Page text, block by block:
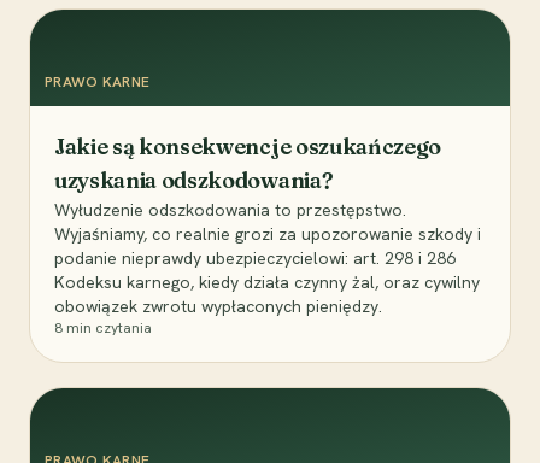
PRAWO KARNE
Jakie są konsekwencje oszukańczego
uzyskania odszkodowania?
Wyłudzenie odszkodowania to przestępstwo.
Wyjaśniamy, co realnie grozi za upozorowanie szkody i
podanie nieprawdy ubezpieczycielowi: art. 298 i 286
Kodeksu karnego, kiedy działa czynny żal, oraz cywilny
obowiązek zwrotu wypłaconych pieniędzy.
8 min czytania